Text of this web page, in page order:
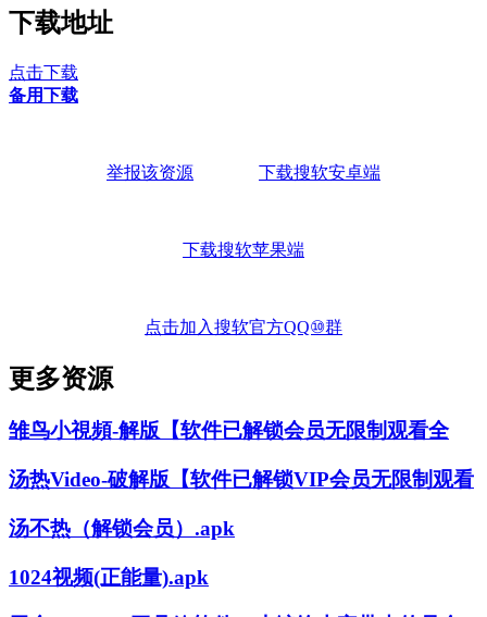
下载地址
点击下载
备用下载
举报该资源 下载搜软安卓端
下载搜软苹果端
点击加入搜软官方QQ⑩群
更多资源
雏鸟小視頻-解版【软件已解锁会员无限制观看全
汤热Video-破解版【软件已解锁VIP会员无限制观看
汤不热（解锁会员）.apk
1024视频(正能量).apk